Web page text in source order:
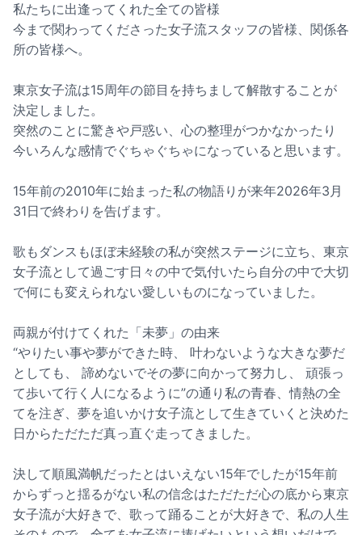
私たちに出逢ってくれた全ての皆様
今まで関わってくださった女子流スタッフの皆様、関係各
所の皆様へ。
東京女子流は15周年の節目を持ちまして解散することが
決定しました。
突然のことに驚きや戸惑い、心の整理がつかなかったり
今いろんな感情でぐちゃぐちゃになっていると思います。
15年前の2010年に始まった私の物語りが来年2026年3月
31日で終わりを告げます。
歌もダンスもほぼ未経験の私が突然ステージに立ち、東京
女子流として過ごす日々の中で気付いたら自分の中で大切
で何にも変えられない愛しいものになっていました。
両親が付けてくれた「未夢」の由来
“やりたい事や夢ができた時、 叶わないような大きな夢だ
としても、 諦めないでその夢に向かって努力し、 頑張っ
て歩いて行く人になるように”の通り私の青春、情熱の全
てを注ぎ、夢を追いかけ女子流として生きていくと決めた
日からただただ真っ直ぐ走ってきました。
決して順風満帆だったとはいえない15年でしたが15年前
からずっと揺るがない私の信念はただただ心の底から東京
女子流が大好きで、歌って踊ることが大好きで、私の人生